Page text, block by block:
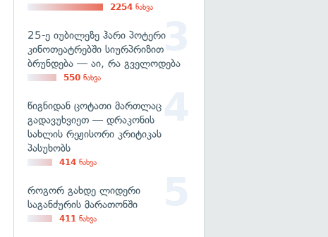
2254 ნახვა
25-ე იუბილეზე ჰარი პოტერი
კინოთეატრებში სიურპრიზით
ბრუნდება — აი, რა გველოდება
550 ნახვა
წიგნიდან ცოტათი მართლაც
გადავუხვიეთ — დრაკონის
სახლის რეჟისორი კრიტიკას
პასუხობს
414 ნახვა
როგორ გახდე ლიდერი
საგანძურის მარათონში
411 ნახვა